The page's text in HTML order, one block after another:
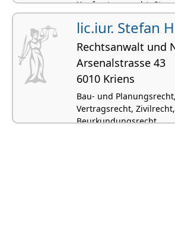
Kaufvertragsrecht,
Arbeitsrecht, Miet- und
lic.iur. Stefan
Rechtsanwalt und
Arsenalstrasse 43
6010 Kriens
Bau- und
Vertragsrecht, Zivilrecht,
Beurkundungsrecht